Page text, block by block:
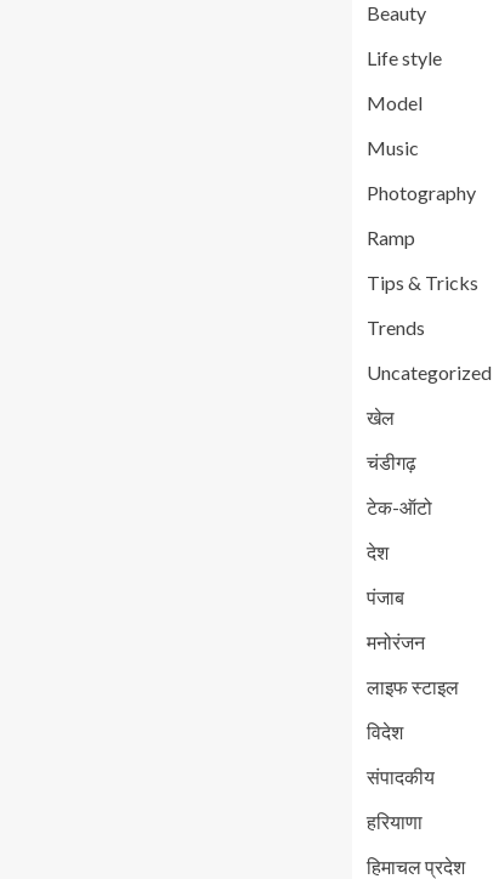
Beauty
Life style
Model
Music
Photography
Ramp
Tips & Tricks
Trends
Uncategorized
खेल
चंडीगढ़
टेक-ऑटो
देश
पंजाब
मनोरंजन
लाइफ स्टाइल
विदेश
संपादकीय
हरियाणा
हिमाचल प्रदेश